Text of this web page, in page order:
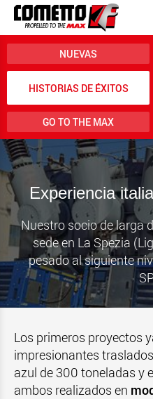
NUEVAS
HISTORIAS DE ÉXITOS
GO TO THE MAX
Experiencia
Nuestro socio de larga
sede en La Spezia
pesado al siguiente
Los primeros proyectos
impresionantes
azul de 300 toneladas y
ambos realizados en